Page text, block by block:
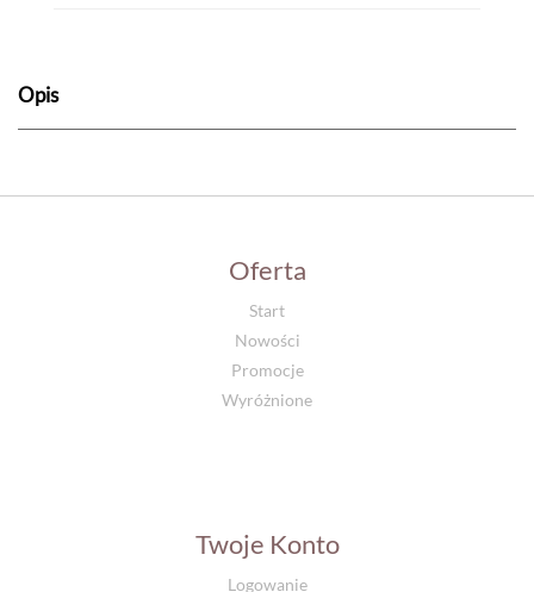
Opis
Oferta
Start
Nowości
Promocje
Wyróżnione
Twoje Konto
Logowanie